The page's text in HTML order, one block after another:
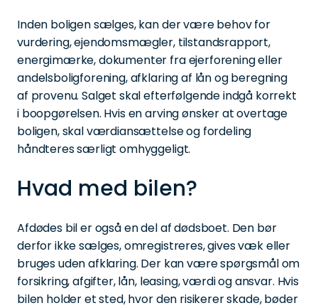
Inden boligen sælges, kan der være behov for
vurdering, ejendomsmægler, tilstandsrapport,
energimærke, dokumenter fra ejerforening eller
andelsboligforening, afklaring af lån og beregning
af provenu. Salget skal efterfølgende indgå korrekt
i boopgørelsen. Hvis en arving ønsker at overtage
boligen, skal værdiansættelse og fordeling
håndteres særligt omhyggeligt.
Hvad med bilen?
Afdødes bil er også en del af dødsboet. Den bør
derfor ikke sælges, omregistreres, gives væk eller
bruges uden afklaring. Der kan være spørgsmål om
forsikring, afgifter, lån, leasing, værdi og ansvar. Hvis
bilen holder et sted, hvor den risikerer skade, bøder